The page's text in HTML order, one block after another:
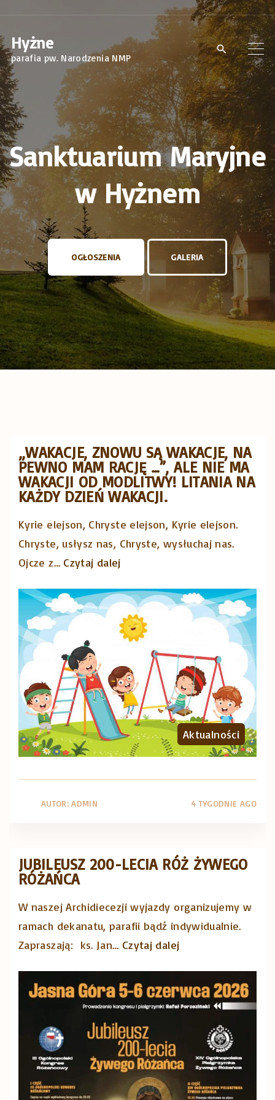
i
p
t
o
c
o
n
t
e
n
t
Hyżne
parafia pw. Narodzenia NMP
Sanktuarium Maryjne
w Hyżnem
OGŁOSZENIA GALERIA
„WAKACJE, ZNOWU SĄ WAKACJE, NA
PEWNO MAM RACJĘ …”, ALE NIE MA
WAKACJI OD MODLITWY! LITANIA NA
KAŻDY DZIEŃ WAKACJI.
Kyrie elejson, Chryste elejson, Kyrie elejson.
Chryste, usłysz nas, Chryste, wysłuchaj nas.
Ojcze z… Czytaj dalej"
W
a
k
c
j
e
,
z
ą
a
k
a
j
e
n
a
p
e
Aktualności
AUTOR: ADMIN 4 TYGODNIE AGO
JUBILEUSZ 200-LECIA RÓŻ ŻYWEGO
RÓŻAŃCA
W naszej Archidiecezji wyjazdy organizujemy w
ramach dekanatu, parafii bądź indywidualnie.
Zapraszają: ks. Jan… Czytaj dalej"
b
e